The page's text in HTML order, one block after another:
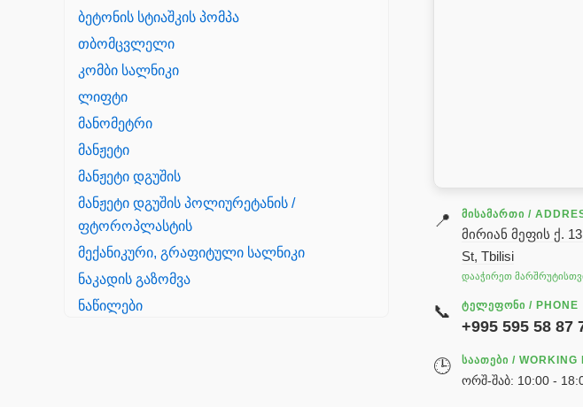
ბეტონის სტიაშკის პომპა
თბომცვლელი
კომბი სალნიკი
ლიფტი
მანომეტრი
მანჟეტი
მანჟეტი დგუშის
მანჟეტი დგუშის პოლიურეტანის /
ფტოროპლასტის
მექანიკური, გრაფიტული სალნიკი
ნაკადის გაზომვა
ნაწილები
📍 ᲛᲘᲡᲐᲛᲐᲠᲗᲘ /
მირიან მეფის ქ.
St, Tbilisi
დააჭირეთ
📞 ᲢᲔᲚᲔᲤᲝᲜᲘ / PHONE
+995 595 58 87
🕒 ᲡᲐᲐᲗᲔᲑᲘ / WORKING
ორშ-შაბ: 10:00 -